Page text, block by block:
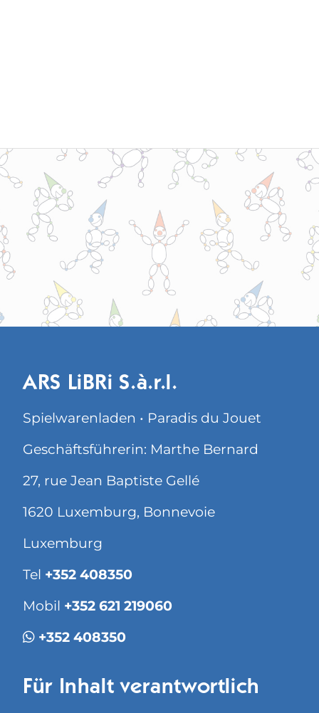
ARS LiBRi S.à.r.l.
Spielwarenladen • Paradis du Jouet
Geschäftsführerin: Marthe Bernard
27, rue Jean Baptiste Gellé
1620 Luxemburg, Bonnevoie
Luxemburg
Tel +352 408350
Mobil +352 621 219060
+352 408350
Für Inhalt verantwortlich